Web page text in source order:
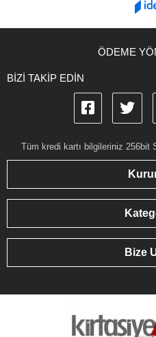
ÖDEME
BİZİ TAKİP EDİN
Tüm kredi kartı bilgileriniz 256bit
Bize